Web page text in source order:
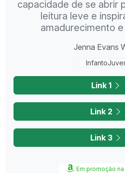
capacidade de se abrir
leitura leve e
amadurecimento
Jenna Evans
Link 1
Link 2
Link 3
Em promoção